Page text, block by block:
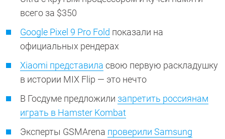
всего за $350
Google Pixel 9 Pro Fold показали на
официальных рендерах
Xiaomi представила свою первую раскладушку
в истории MIX Flip — это нечто
В Госдуме предложили запретить россиянам
играть в Hamster Kombat
Эксперты GSMArena проверили Samsung